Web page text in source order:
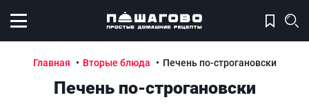
Открыть меню
Главная Вторые блюда Печень по-строгановски
Печень по-строгановски